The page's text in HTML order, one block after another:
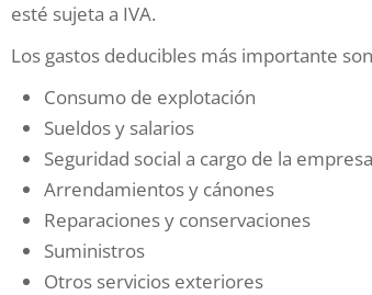
esté sujeta a IVA.
Los gastos deducibles más importante
Consumo de explotación
Sueldos y salarios
Seguridad social a cargo de la empresa
Arrendamientos y cánones
Reparaciones y conservaciones
Suministros
Otros servicios exteriores